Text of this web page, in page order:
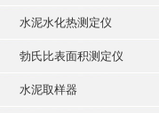
水泥水化热测定仪
勃氏比表面积测定仪
水泥取样器